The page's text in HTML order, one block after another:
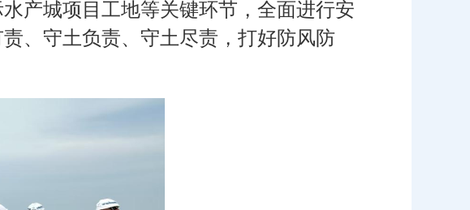
产城项目工地等关键环节，全面进行安
、守土负责、守土尽责，打好防风防